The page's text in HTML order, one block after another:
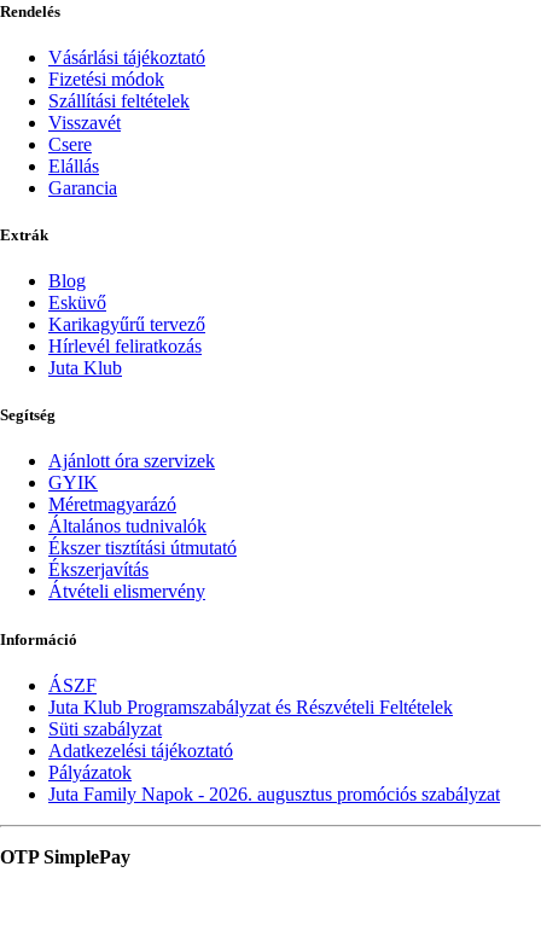
Rendelés
Vásárlási tájékoztató
Fizetési módok
Szállítási feltételek
Visszavét
Csere
Elállás
Garancia
Extrák
Blog
Esküvő
Karikagyűrű tervező
Hírlevél feliratkozás
Juta Klub
Segítség
Ajánlott óra szervizek
GYIK
Méretmagyarázó
Általános tudnivalók
Ékszer tisztítási útmutató
Ékszerjavítás
Átvételi elismervény
Információ
ÁSZF
Juta Klub Programszabályzat és Részvételi Feltételek
Süti szabályzat
Adatkezelési tájékoztató
Pályázatok
Juta Family Napok - 2026. augusztus promóciós szabályzat
OTP SimplePay